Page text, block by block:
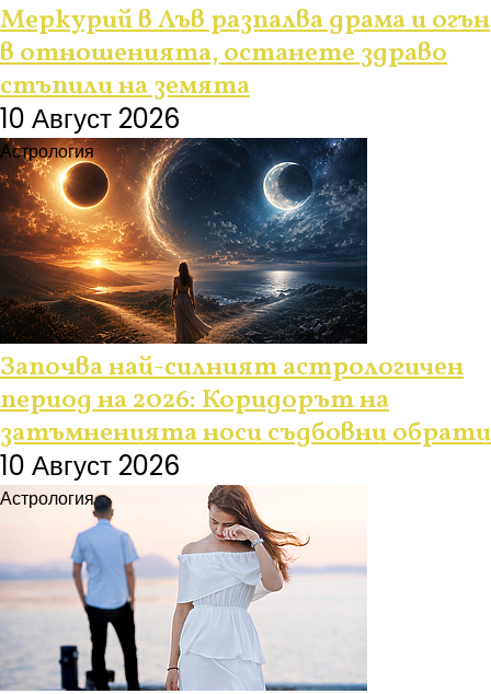
Меркурий в Лъв разпалва драма и огън
в отношенията, останете здраво
стъпили на земята
10 Август 2026
Астрология
Започва най-силният астрологичен
период на 2026: Коридорът на
затъмненията носи съдбовни обрати
10 Август 2026
Астрология